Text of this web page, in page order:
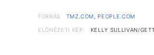
FORRÁS TMZ.COM
PEOPLE.COM
ELŐNÉZETI KÉP:
KELLY SULLIVAN/